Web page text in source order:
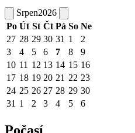
Srpen2026
Po Út St Čt Pá So Ne
27 28 29 30 31 1
2
3
4 5 6 7 8
9
10 11 12 13 14 15 16
17 18 19 20 21 22 23
24 25 26 27 28 29 30
31 1 2 3 4 5 6
Počasí